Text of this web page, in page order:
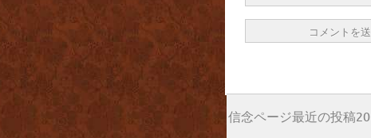
信念ページ最近の投稿20